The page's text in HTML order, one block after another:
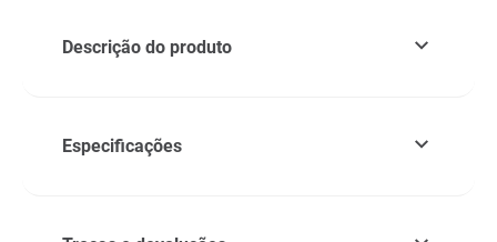
Descrição do produto
Especificações